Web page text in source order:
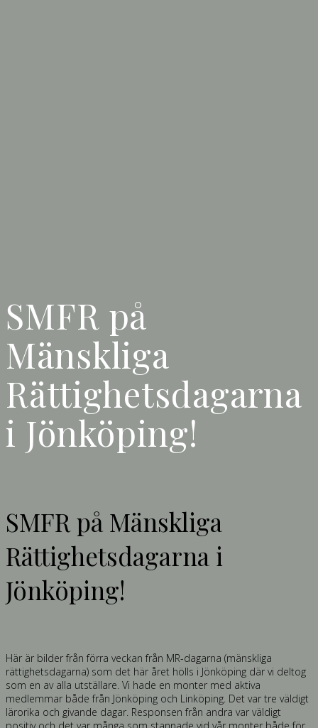
SMFR på
Mänskliga
Rättighetsdagarna
i Jönköping!
SMFR på Mänskliga
Rättighetsdagarna i
Jönköping!
Här är bilder från förra veckan från MR-dagarna (mänskliga
rättighetsdagarna) som det här året hölls i Jönköping där vi deltog
som en av alla utställare. Vi hade en monter med aktiva
medlemmar både från Jönköping och Linköping. Det var tre väldigt
lärorika och givande dagar. Responsen från andra var väldigt